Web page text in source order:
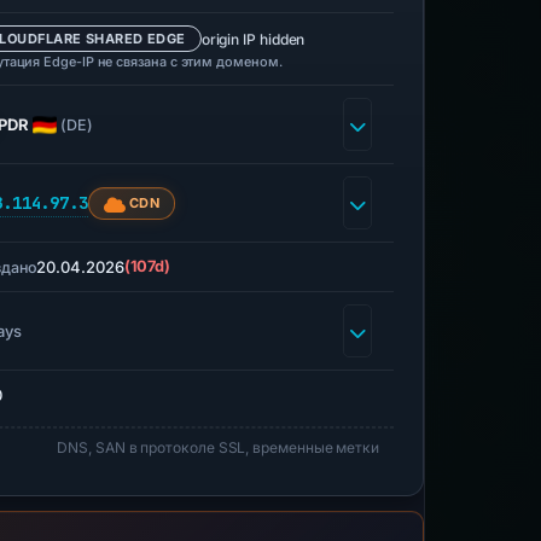
SHARED EDGE origin IP hidden
Edge-IP не связана с этим доменом.
(DE)
CDN
20.04.2026(107d)
DNS, SAN в протоколе SSL, временные метки